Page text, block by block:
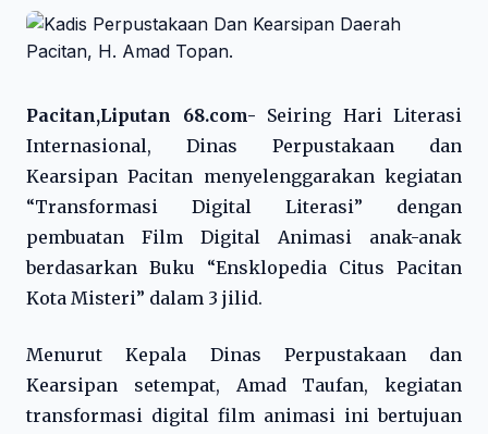
Pacitan,Liputan 68.com- Seiring Hari Literasi
Internasional, Dinas Perpustakaan dan
Kearsipan Pacitan menyelenggarakan kegiatan
“Transformasi Digital Literasi” dengan
pembuatan Film Digital Animasi anak-anak
berdasarkan Buku “Ensklopedia Citus Pacitan
Kota Misteri” dalam 3 jilid.
Menurut Kepala Dinas Perpustakaan dan
Kearsipan setempat, Amad Taufan, kegiatan
transformasi digital film animasi ini bertujuan